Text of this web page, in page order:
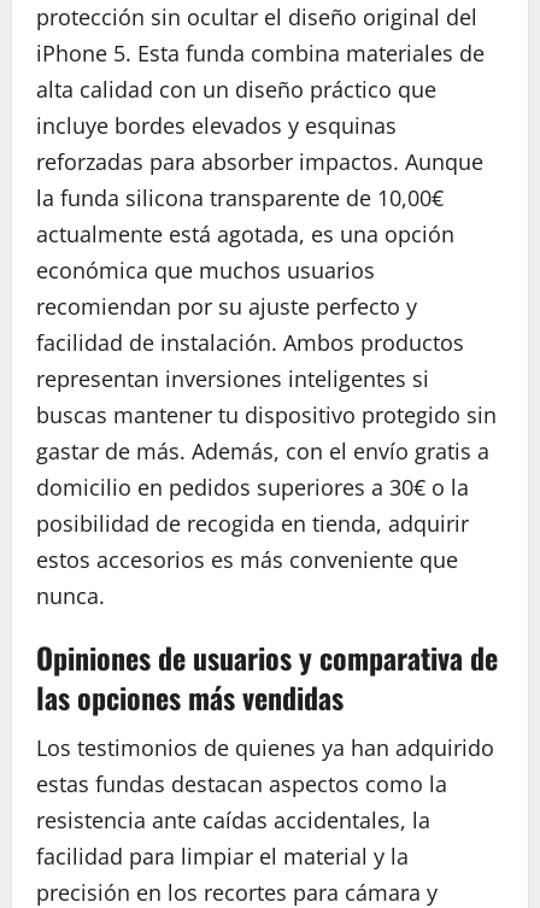
protección sin ocultar el diseño original del
iPhone 5. Esta funda combina materiales de
alta calidad con un diseño práctico que
incluye bordes elevados y esquinas
reforzadas para absorber impactos. Aunque
la funda silicona transparente de 10,00€
actualmente está agotada, es una opción
económica que muchos usuarios
recomiendan por su ajuste perfecto y
facilidad de instalación. Ambos productos
representan inversiones inteligentes si
buscas mantener tu dispositivo protegido sin
gastar de más. Además, con el envío gratis a
domicilio en pedidos superiores a 30€ o la
posibilidad de recogida en tienda, adquirir
estos accesorios es más conveniente que
nunca.
Opiniones de usuarios y comparativa de
las opciones más vendidas
Los testimonios de quienes ya han adquirido
estas fundas destacan aspectos como la
resistencia ante caídas accidentales, la
facilidad para limpiar el material y la
precisión en los recortes para cámara y